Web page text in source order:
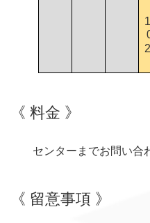
《 料金 》
センターまでお問い合わ
《 留意事項 》